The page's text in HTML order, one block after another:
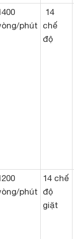
phút
14
chế
độ
phút
14 chế
độ
giặt